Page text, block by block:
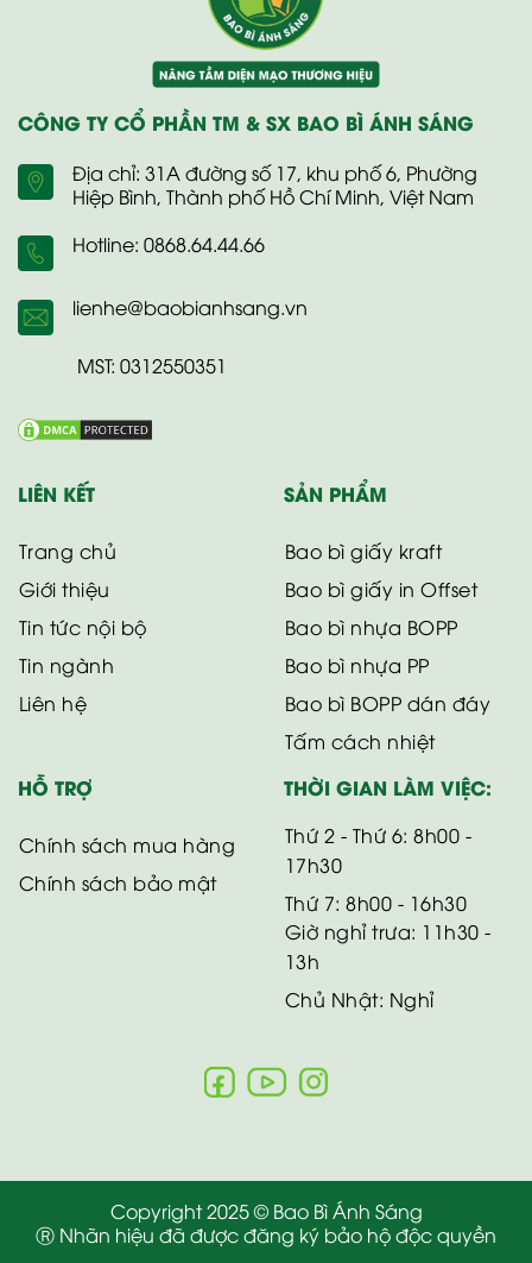
CÔNG TY CỔ PHẦN TM & SX BAO BÌ ÁNH SÁNG
Địa chỉ: 31A đường số 17, khu phố 6, Phường
Hiệp Bình, Thành phố Hồ Chí Minh, Việt Nam
Hotline: 0868.64.44.66
lienhe@baobianhsang.vn
MST: 0312550351
LIÊN KẾT
Trang chủ
Giới thiệu
Tin tức nội bộ
Tin ngành
Liên hệ
SẢN PHẨM
Bao bì giấy kraft
Bao bì giấy in Offset
Bao bì nhựa BOPP
Bao bì nhựa PP
Bao bì BOPP dán đáy
Tấm cách nhiệt
HỖ TRỢ
Chính sách mua hàng
Chính sách bảo mật
THỜI GIAN LÀM VIỆC:
Thứ 2 - Thứ 6: 8h00 -
17h30
Thứ 7: 8h00 - 16h30
Giờ nghỉ trưa: 11h30 -
13h
Chủ Nhật: Nghỉ
Copyright 2025 © Bao Bì Ánh Sáng
Ⓡ Nhãn hiệu đã được đăng ký bảo hộ độc quyền